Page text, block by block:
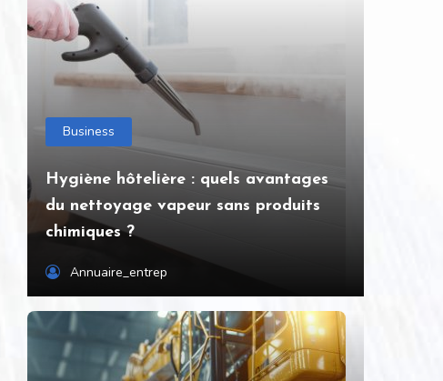
Business
Hygiène hôtelière : quels avantages
du nettoyage vapeur sans produits
chimiques ?
Annuaire_entrep